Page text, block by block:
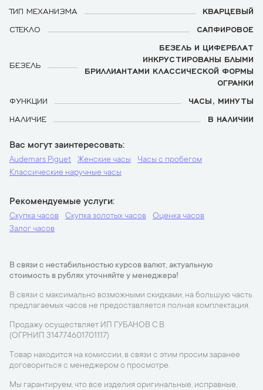
ТИП МЕХАНИЗМА
КВАРЦЕВЫЙ
СТЕКЛО
САПФИРОВОЕ
БЕЗЕЛЬ
БЕЗЕЛЬ И ЦИФЕРБЛАТ
ИНКРУСТИРОВАНЫ БЛЫМИ
БРИЛЛИАНТАМИ КЛАССИЧЕСКОЙ ФОРМЫ
ОГРАНКИ
ФУНКЦИИ
ЧАСЫ, МИНУТЫ
НАЛИЧИЕ
В НАЛИЧИИ
Вас могут заинтересовать
Audemars Piguet Женские часы
Часы с пробегом
Классические наручные часы
Рекомендуемые услуги
Скупка часов Скупка золотых часов
Оценка часов
Залог часов
В связи с нестабильностью курсов валют, актуальную
стоимость в рублях уточняйте у менеджера!
В связи с максимально возможными скидками, на большую часть
предлагаемых часов не предоставляется полная комплектация.
Продажу осуществляет ИП ГУБАНОВ С.В.
(ОГРНИП 314774601701117)
Товар находится на комиссии, в связи с этим просим заранее
договориться с менеджером о просмотре.
Мы гарантируем, что все изделия оригинальные, исправные,